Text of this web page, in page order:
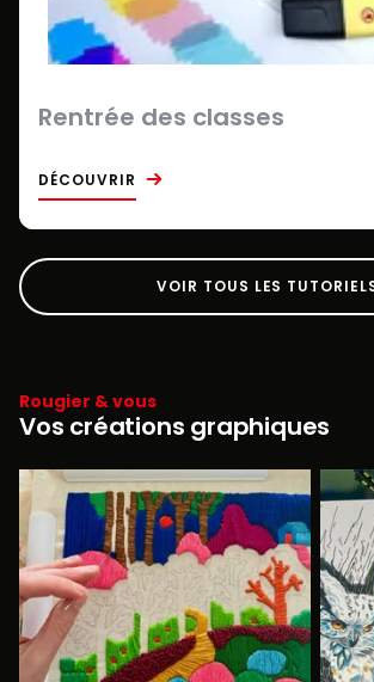
Rentrée des classes
DÉCOUVRIR
VOIR TOUS LES
Rougier & vous
Vos créations graphiques